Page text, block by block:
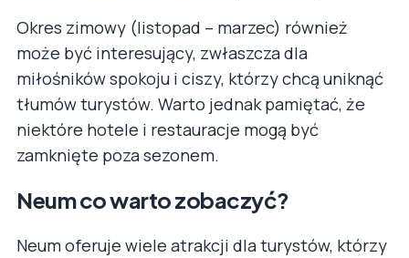
Okres zimowy (listopad – marzec) również
może być interesujący, zwłaszcza dla
miłośników spokoju i ciszy, którzy chcą uniknąć
tłumów turystów. Warto jednak pamiętać, że
niektóre hotele i restauracje mogą być
zamknięte poza sezonem.
Neum co warto zobaczyć?
Neum oferuje wiele atrakcji dla turystów, którzy